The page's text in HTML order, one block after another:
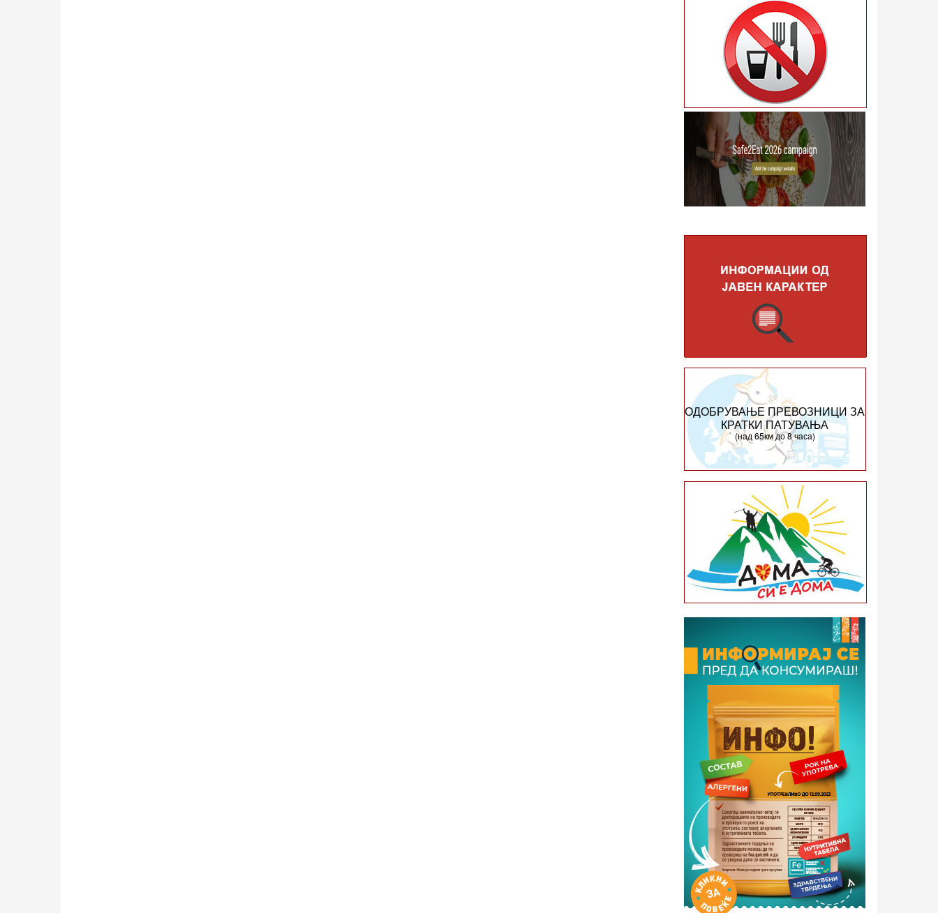
ОДОБРУВАЊЕ ПРЕВОЗНИЦИ ЗА
КРАТКИ ПАТУВАЊА
(над 65км до 8 часа)